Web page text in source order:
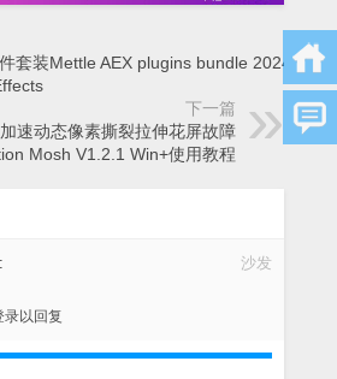
套装Mettle AEX plugins bundle 2024.2
下一篇
速动态像素撕裂拉伸花屏故障
Mosh V1.2.1 Win+使用教程
沙发
:
录以回复